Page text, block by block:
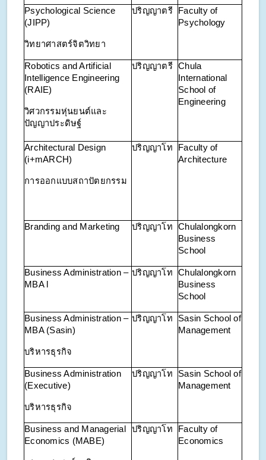
Psychological Science
(JIPP)
วิทยาศาสตร์จิตวิทยา
ปริญญาตรี
Faculty of
Psychology
Robotics and Artificial
Intelligence Engineering
(RAIE)
วิศวกรรมหุ่นยนต์และ
ปัญญาประดิษฐ์
ปริญญาตรี Chula
International
School of
Engineering
Architectural Design
(i+mARCH)
การออกแบบสถาปัตยกรรม
ปริญญาโท
Faculty of
Architecture
Branding and Marketing ปริญญาโท
Chulalongkorn
Business
School
Business Administration –
MBA
ปริญญาโท
Chulalongkorn
Business
School
Business Administration –
MBA (Sasin)
บริหารธุรกิจ
ปริญญาโท
Sasin School of
Management
Business Administration
(Executive)
บริหารธุรกิจ
ปริญญาโท
Sasin School of
Management
Business and Managerial
Economics (MABE)
ปริญญาโท
Faculty of
Economics